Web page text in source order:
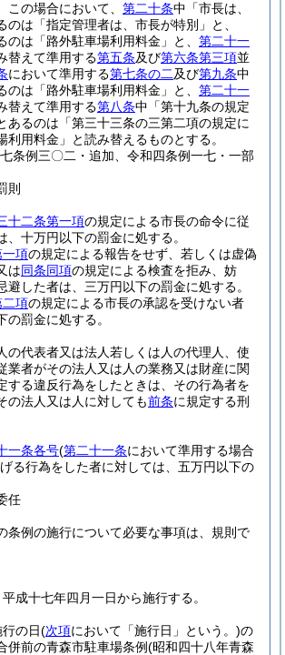
この場合において、 第二十条中「市長は、
のは「指定管理者は、市長が特別」と、
のは「路外駐車場利用料金」と、 第二十一
替えて準用する第五条及び第六条第三項並
において準用する第七条の二及び第九条中
のは「路外駐車場利用料金」と、 第二十一
替えて準用する第八条中「第十九条の規定
あるのは「第三十三条の三第二項の規定に
利用料金」と読み替えるものとする。
条例三〇二・追加、令和四条例一七・一部
則
十二条第一項の規定による市長の命令に従
、十万円以下の罰金に処する。
一項の規定による報告をせず、若しくは虚偽
は同条同項の規定による検査を拒み、妨
避した者は、三万円以下の罰金に処する。
二項の規定による市長の承認を受けない者
の罰金に処する。
の代表者又は法人若しくは人の代理人、使
業者がその法人又は人の業務又は財産に関
する違反行為をしたときは、その行為者を
の法人又は人に対しても前条に規定する刑
一条各号(第二十一条において準用する場合
る行為をした者に対しては、五万円以下の
任
条例の施行について必要な事項は、規則で
成十七年四月一日から施行する。
の日(次項において「施行日」という。)の
併前の青森市駐車場条例(昭和四十八年青森